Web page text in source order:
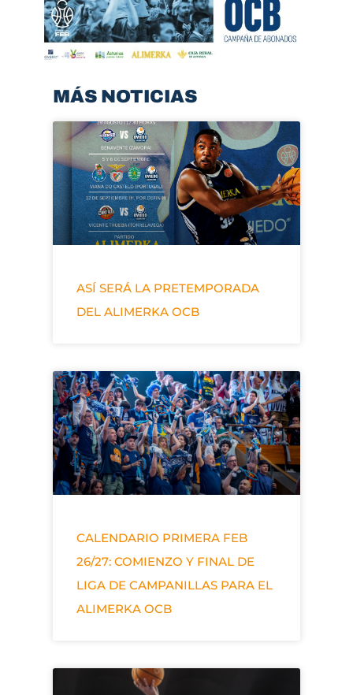
MÁS NOTICIAS
ASÍ SERÁ LA PRETEMPORADA
DEL ALIMERKA OCB
CALENDARIO PRIMERA FEB
26/27: COMIENZO Y FINAL DE
LIGA DE CAMPANILLAS PARA EL
ALIMERKA OCB